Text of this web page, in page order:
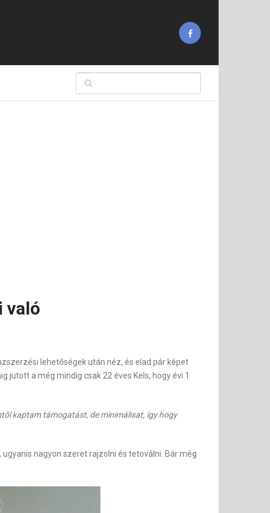
való
lehetőségek után néz, és elad pár képet
a még mindig csak 22 éves Kels, hogy évi 1
kaptam támogatást, de minimálisat, így hogy
nagyon szeret rajzolni és tetoválni. Bár még